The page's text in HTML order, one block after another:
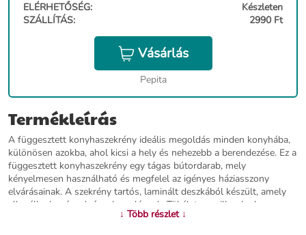
ELÉRHETŐSÉG:
Készleten
SZÁLLÍTÁS:
2990 Ft
Vásárlás
Pepita
Termékleírás
A függesztett konyhaszekrény ideális megoldás minden konyhába,
különösen azokba, ahol kicsi a hely és nehezebb a berendezése. Ez a
függesztett konyhaszekrény egy tágas bútordarab, mely
kényelmesen használható és megfelel az igényes háziasszony
elvárásainak. A szekrény tartós, laminált deszkából készült, amely
ellenáll a kopásnak és a karcolásnak. Tökéletesen illeszkedve a
konyha bármely színéhez, a klasszikus vagy modern belső
↓ Több részlet ↓